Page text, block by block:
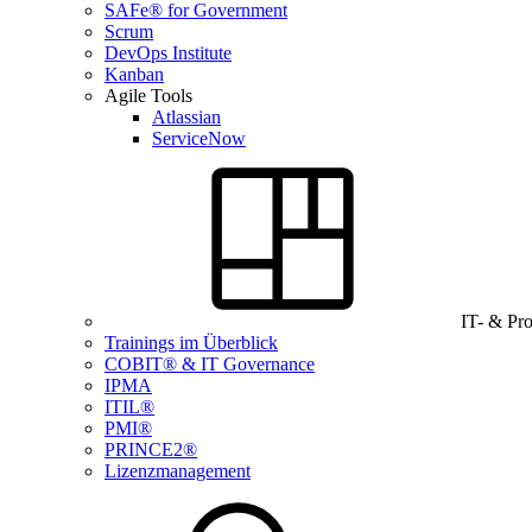
SAFe® for Government
Scrum
DevOps Institute
Kanban
Agile Tools
Atlassian
ServiceNow
IT- &
Trainings im Überblick
COBIT® & IT Governance
IPMA
ITIL®
PMI®
PRINCE2®
Lizenzmanagement